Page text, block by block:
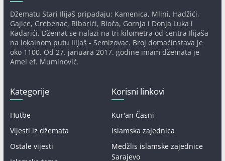
Džematu Stari Ilijaš pripadaju: Kamenica, Mlini, Hadžići,
Gajice, Grebenac, Ribarići, Bioča, Gornja i Donja Luka i
Kadarići. Džemat se nalazi na tri kilometra od centra Ilijaša
na lokalnom putu Ilijaš - Semizovac. Broj domaćinstava je
oko 1100. Od 27. januara 2017. godine imam džemata je
Amel ef. Muminović.
Kategorije
Hutbe
Vijesti iz džemata
Ostale vijesti
Korisni linkovi
Kur'an Časni
Islamska zajednica
Medžlis islamske zajednice
Sarajevo